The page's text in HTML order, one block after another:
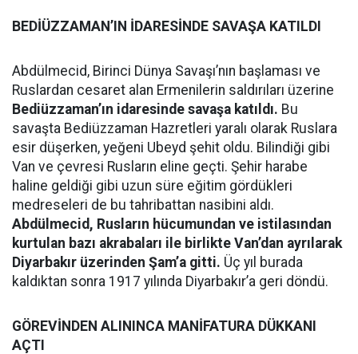
BEDİÜZZAMAN’IN İDARESİNDE SAVAŞA KATILDI
Abdülmecid, Birinci Dünya Savaşı’nın başlaması ve
Ruslardan cesaret alan Ermenilerin saldırıları üzerine
Bediüzzaman’ın idaresinde savaşa katıldı. Bu
savaşta Bediüzzaman Hazretleri yaralı olarak Ruslara
esir düşerken, yeğeni Ubeyd şehit oldu. Bilindiği gibi
Van ve çevresi Rusların eline geçti. Şehir harabe
haline geldiği gibi uzun süre eğitim gördükleri
medreseleri de bu tahribattan nasibini aldı.
Abdülmecid, Rusların hücumundan ve istilasından
kurtulan bazı akrabaları ile birlikte Van’dan ayrılarak
Diyarbakır üzerinden Şam’a gitti. Üç yıl burada
kaldıktan sonra 1917 yılında Diyarbakır’a geri döndü.
GÖREVİNDEN ALININCA MANİFATURA DÜKKANI
AÇTI